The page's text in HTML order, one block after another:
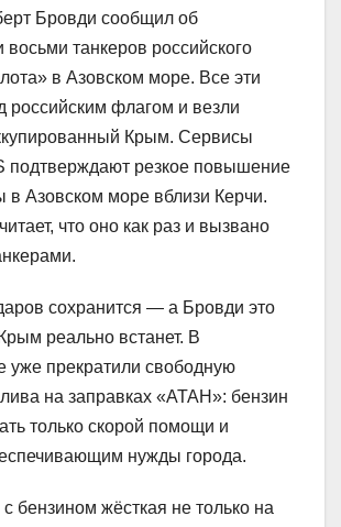
Бровди сообщил об
восьми танкеров российского
в Азовском море. Все эти
российским флагом и везли
Крым. Сервисы
подтверждают резкое повышение
в Азовском море вблизи Керчи.
что оно как раз и вызвано
сохранится — а Бровди это
реально встанет. В
уже прекратили свободную
на заправках «АТАН»: бензин
только скорой помощи и
нужды города.
бензином жёсткая не только на